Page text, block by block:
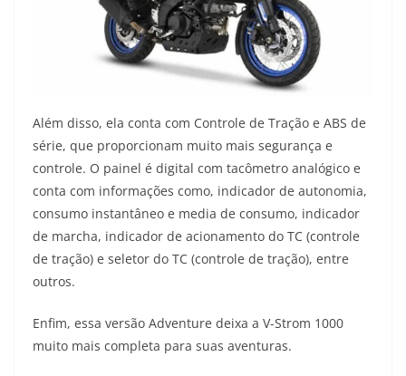
Além disso, ela conta com Controle de Tração e ABS de
série, que proporcionam muito mais segurança e
controle. O painel é digital com tacômetro analógico e
conta com informações como, indicador de autonomia,
consumo instantâneo e media de consumo, indicador
de marcha, indicador de acionamento do TC (controle
de tração) e seletor do TC (controle de tração), entre
outros.
Enfim, essa versão Adventure deixa a V-Strom 1000
muito mais completa para suas aventuras.